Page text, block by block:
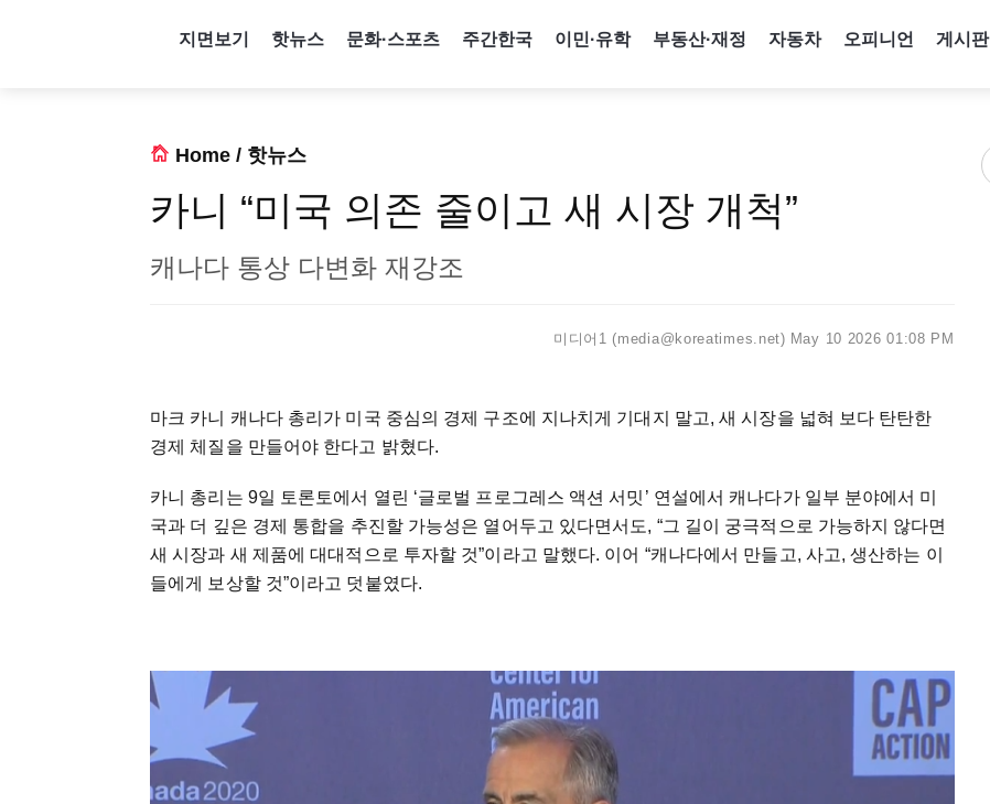
지면보기 핫뉴스 문화·스포츠 주간한국 이민·유학 부동산·재정 자동차 오피니언 게시판
Home / 핫뉴스
카니 “미국 의존 줄이고 새 시장 개척”
캐나다 통상 다변화 재강조
미디어1 (media@koreatimes.net) May 10 2026 01:08 PM
마크 카니 캐나다 총리가 미국 중심의 경제 구조에 지나치게 기대지 말고, 새 시장을 넓혀 보다 탄탄한
경제 체질을 만들어야 한다고 밝혔다.
카니 총리는 9일 토론토에서 열린 ‘글로벌 프로그레스 액션 서밋’ 연설에서 캐나다가 일부 분야에서 미
국과 더 깊은 경제 통합을 추진할 가능성은 열어두고 있다면서도, “그 길이 궁극적으로 가능하지 않다면
새 시장과 새 제품에 대대적으로 투자할 것”이라고 말했다. 이어 “캐나다에서 만들고, 사고, 생산하는 이
들에게 보상할 것”이라고 덧붙였다.